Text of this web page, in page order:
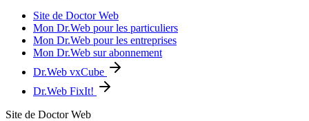
Site de Doctor Web
Mon Dr.Web pour les particuliers
Mon Dr.Web pour les entreprises
Mon Dr.Web sur abonnement
Dr.Web vxCube
Dr.Web FixIt!
Site de Doctor Web